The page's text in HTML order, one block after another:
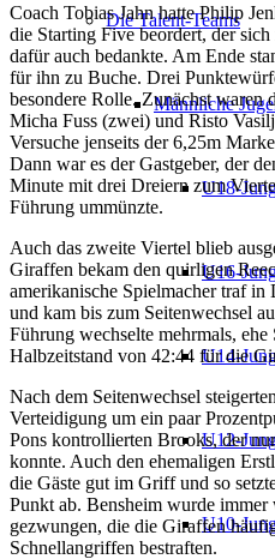
Die Talent-Teams
Männliche
U18-
U16-
U14-
U12-
U10-
Coach Tobias Jahn hatte Philip
die Starting Five beordert, der
dafür auch bedankte. Am Ende
für ihn zu Buche. Drei
besondere Rolle. Zunächst waren
Micha Fuss (zwei) und Risto
Versuche jenseits der 6,25m
Dann war es der Gastgeber, der
Minute mit drei Dreiern zum
Führung ummünzte.
Auch das zweite Viertel blieb
Giraffen bekam den quirligen
amerikanische Spielmacher traf
und kam bis zum Seitenwechsel
Führung wechselte mehrmals,
Halbzeitstand von 42:44 für die
Nach dem Seitenwechsel
Verteidigung um ein paar
Pons kontrollierten Brooks, der
konnte. Auch den ehemaligen
die Gäste gut im Griff und so
Punkt ab. Bensheim wurde
gezwungen, die die Giraffen
Schnellangriffen bestraften.